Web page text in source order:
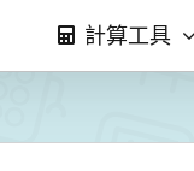
計算工具